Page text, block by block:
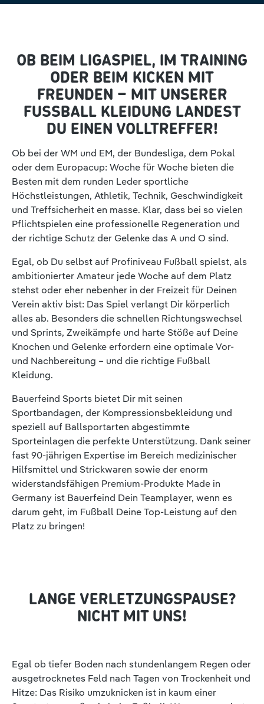
OB BEIM LIGASPIEL, IM TRAINING
ODER BEIM KICKEN MIT
FREUNDEN – MIT UNSERER
FUSSBALL KLEIDUNG LANDEST D
U EINEN VOLLTREFFER!
Ob bei der WM und EM, der Bundesliga, dem Pokal
oder dem Europacup: Woche für Woche bieten die
Besten mit dem runden Leder sportliche
Höchstleistungen, Athletik, Technik, Geschwindigkeit
und Treffsicherheit en masse. Klar, dass bei so vielen
Pflichtspielen eine professionelle Regeneration und
der richtige Schutz der Gelenke das A und O sind.
Egal, ob Du selbst auf Profiniveau Fußball spielst, als
ambitionierter Amateur jede Woche auf dem Platz
stehst oder eher nebenher in der Freizeit für Deinen
Verein aktiv bist: Das Spiel verlangt Dir körperlich
alles ab. Besonders die schnellen Richtungswechsel
und Sprints, Zweikämpfe und harte Stöße auf Deine
Knochen und Gelenke erfordern eine optimale Vor-
und Nachbereitung – und die richtige Fußball
Kleidung.
Bauerfeind Sports bietet Dir mit seinen
Sportbandagen, der Kompressionsbekleidung und
speziell auf Ballsportarten abgestimmte
Sporteinlagen die perfekte Unterstützung. Dank seiner
fast 90-jährigen Expertise im Bereich medizinischer
Hilfsmittel und Strickwaren sowie der enorm
widerstandsfähigen Premium-Produkte Made in
Germany ist Bauerfeind Dein Teamplayer, wenn es
darum geht, im Fußball Deine Top-Leistung auf den
Platz zu bringen!
LANGE VERLETZUNGSPAUSE?
NICHT MIT UNS!
Egal ob tiefer Boden nach stundenlangem Regen oder
ausgetrocknetes Feld nach Tagen von Trockenheit und
Hitze: Das Risiko umzuknicken ist in kaum einer